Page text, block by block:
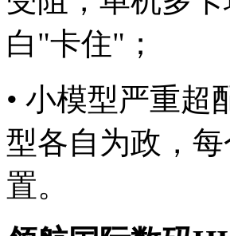
白"卡住"；
• 小模型严重超
型各自为政，
置。